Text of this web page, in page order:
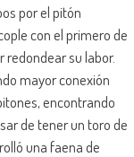
por el pitón
con el primero de
redondear su labor.
mayor conexión
encontrando
de tener un toro de
una faena de